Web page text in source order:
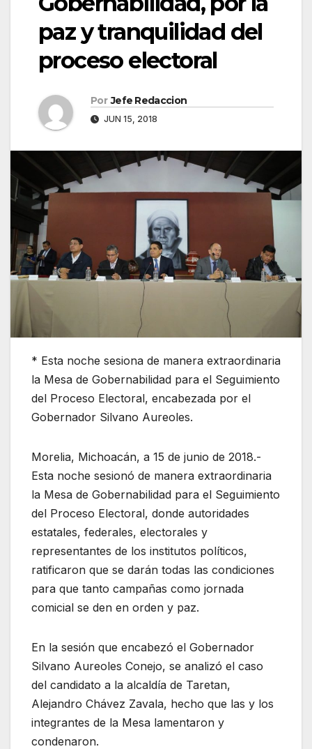
paz y tranquilidad del
proceso electoral
Por Jefe Redaccion
JUN 15, 2018
* Esta noche sesiona de manera extraordinaria
la Mesa de Gobernabilidad para el Seguimiento
del Proceso Electoral, encabezada por el
Gobernador Silvano Aureoles.
Morelia, Michoacán, a 15 de junio de 2018.-
Esta noche sesionó de manera extraordinaria
la Mesa de Gobernabilidad para el Seguimiento
del Proceso Electoral, donde autoridades
estatales, federales, electorales y
representantes de los institutos políticos,
ratificaron que se darán todas las condiciones
para que tanto campañas como jornada
comicial se den en orden y paz.
En la sesión que encabezó el Gobernador
Silvano Aureoles Conejo, se analizó el caso
del candidato a la alcaldía de Taretan,
Alejandro Chávez Zavala, hecho que las y los
integrantes de la Mesa lamentaron y
condenaron.